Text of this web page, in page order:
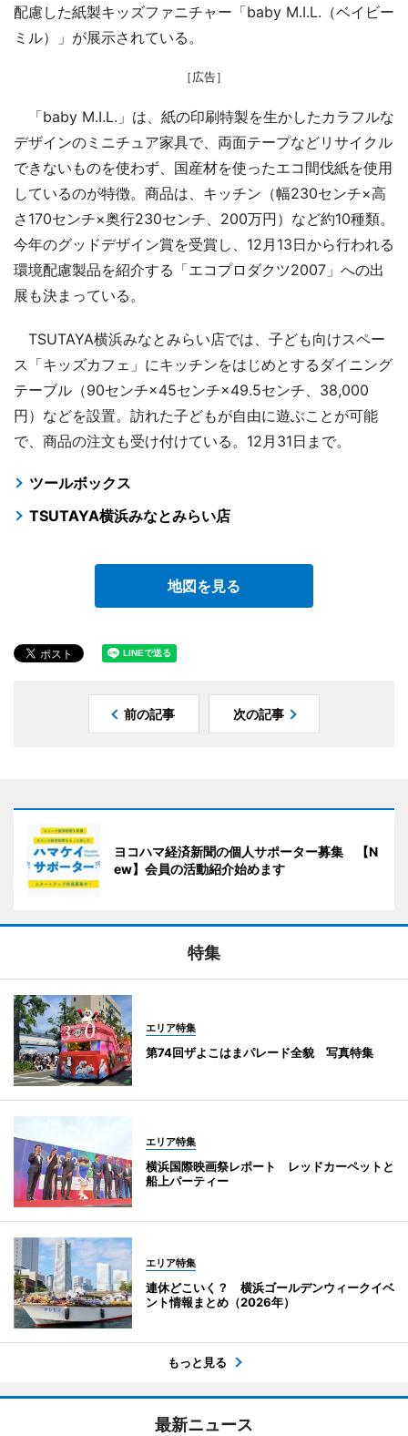
配慮した紙製キッズファニチャー「baby M.I.L.（ベイビー
ミル）」が展示されている。
［広告］
「baby M.I.L.」は、紙の印刷特製を生かしたカラフルな
デザインのミニチュア家具で、両面テープなどリサイクル
できないものを使わず、国産材を使ったエコ間伐紙を使用
しているのが特徴。商品は、キッチン（幅230センチ×高
さ170センチ×奥行230センチ、200万円）など約10種類。
今年のグッドデザイン賞を受賞し、12月13日から行われる
環境配慮製品を紹介する「エコプロダクツ2007」への出
展も決まっている。
TSUTAYA横浜みなとみらい店では、子ども向けスペー
ス「キッズカフェ」にキッチンをはじめとするダイニング
テーブル（90センチ×45センチ×49.5センチ、38,000
円）などを設置。訪れた子どもが自由に遊ぶことが可能
で、商品の注文も受け付けている。12月31日まで。
ツールボックス
TSUTAYA横浜みなとみらい店
地図を見る
前の記事 次の記事
ヨコハマ経済新聞の個人サポーター募集 【N
ew】会員の活動紹介始めます
特集
エリア特集
第74回ザよこはまパレード全貌 写真特集
エリア特集
横浜国際映画祭レポート レッドカーペットと
船上パーティー
エリア特集
連休どこいく？ 横浜ゴールデンウィークイベ
ント情報まとめ（2026年）
もっと見る
最新ニュース